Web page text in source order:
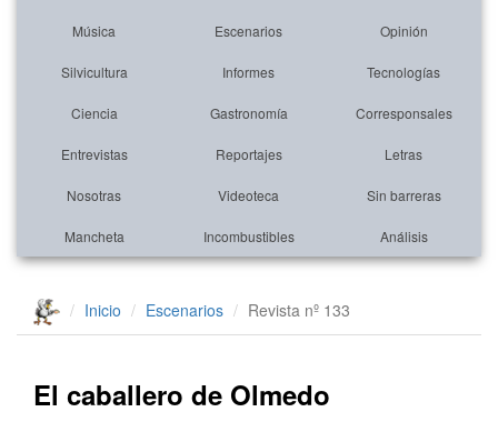
Música Escenarios Opinión
Silvicultura Informes Tecnologías
Ciencia Gastronomía Corresponsales
Entrevistas Reportajes Letras
Nosotras Videoteca Sin barreras
Mancheta Incombustibles Análisis
Inicio Escenarios Revista nº 133
El caballero de Olmedo